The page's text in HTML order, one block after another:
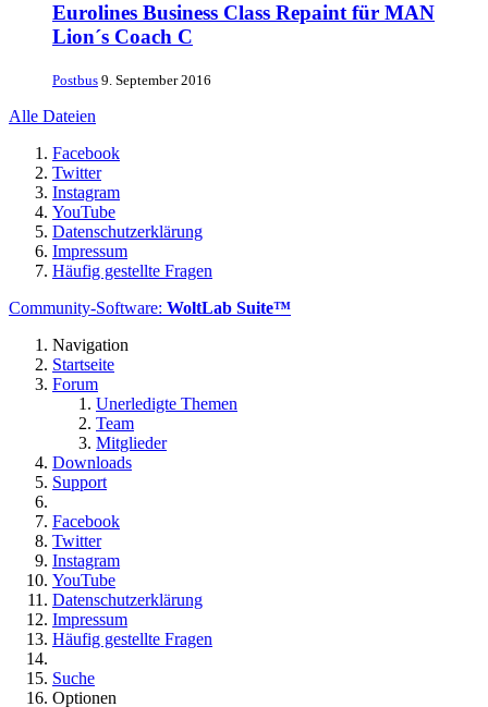
Eurolines Business Class Repaint für MAN
Lion´s Coach C
Postbus 9. September 2016
Alle Dateien
Facebook
Twitter
Instagram
YouTube
Datenschutzerklärung
Impressum
Häufig gestellte Fragen
Community-Software: WoltLab Suite™
Navigation
Startseite
Forum
Unerledigte Themen
Team
Mitglieder
Downloads
Support
Facebook
Twitter
Instagram
YouTube
Datenschutzerklärung
Impressum
Häufig gestellte Fragen
Suche
Optionen